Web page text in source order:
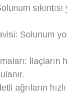
Solunum
İlaçların
ağrıların